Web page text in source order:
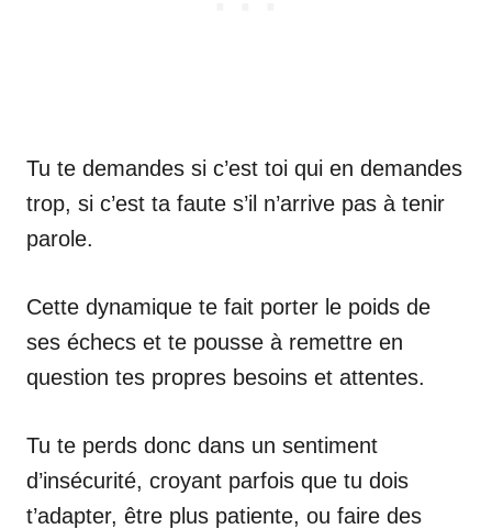
Tu te demandes si c’est toi qui en demandes
trop, si c’est ta faute s’il n’arrive pas à tenir
parole.
Cette dynamique te fait porter le poids de
ses échecs et te pousse à remettre en
question tes propres besoins et attentes.
Tu te perds donc dans un sentiment
d’insécurité, croyant parfois que tu dois
t’adapter, être plus patiente, ou faire des